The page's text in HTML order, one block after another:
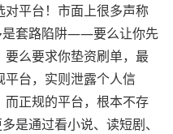
平台！市面上很多声称
是套路陷阱——要么让你先
么要求你垫资刷单，最
台，实则泄露个人信
正规的平台，根本不存
是通过看小说、读短剧、